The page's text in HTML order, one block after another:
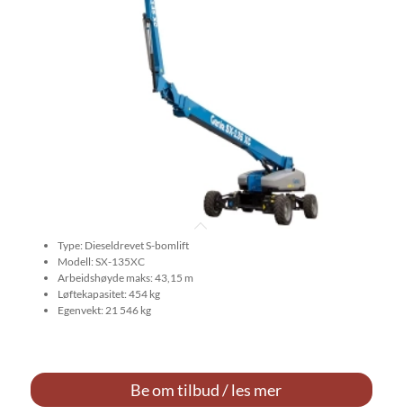
Type: Dieseldrevet S-bomlift
Modell: SX-135XC
Arbeidshøyde maks: 43,15 m
Løftekapasitet: 454 kg
Egenvekt: 21 546 kg
Be om tilbud / les mer